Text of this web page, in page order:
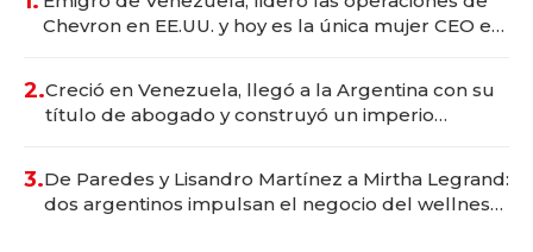
Chevron en EE.UU. y hoy es la única mujer CEO en
2.Creció en Venezuela, llegó a la Argentina con su
título de abogado y construyó un imperio
3.De Paredes y Lisandro Martínez a Mirtha Legrand:
dos argentinos impulsan el negocio del wellness